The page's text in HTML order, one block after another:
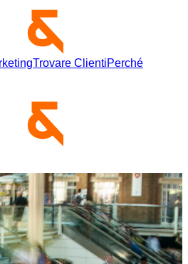
Trovare ClientiPerché